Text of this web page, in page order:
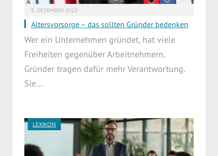
6. DEZEMBER 2023
Altersvorsorge – das sollten Gründer bedenken
Wer ein Unternehmen gründet, hat viele
Freiheiten gegenüber Arbeitnehmern.
Gründer tragen dafür mehr Verantwortung.
Sie…
LEXIKON